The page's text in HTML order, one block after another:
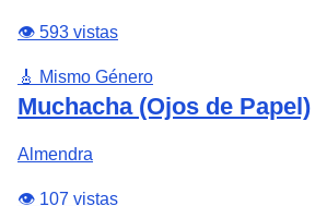
👁️ 593 vistas
🎸 Mismo Género
Muchacha (Ojos de Papel)
Almendra
👁️ 107 vistas